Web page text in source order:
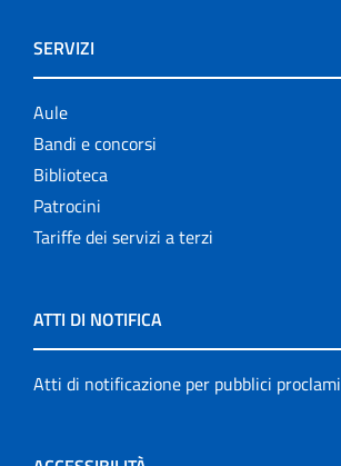
SERVIZI
Aule
Bandi e concorsi
Biblioteca
Patrocini
Tariffe dei servizi a terzi
ATTI DI NOTIFICA
Atti di notificazione per pubblici proclami